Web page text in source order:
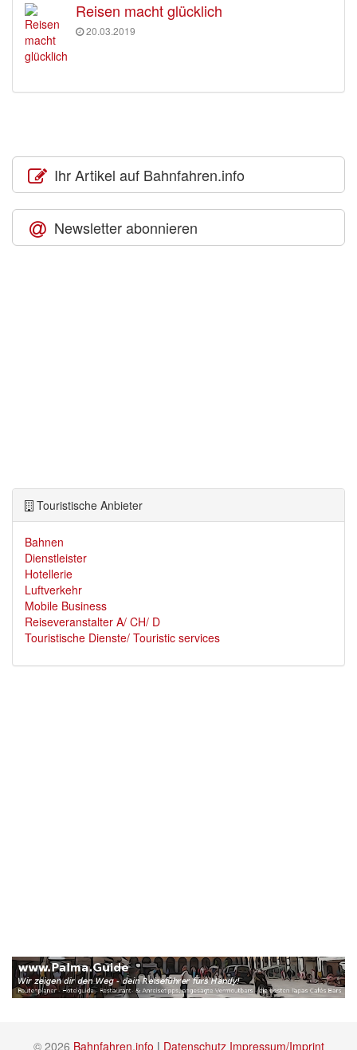
Reisen macht glücklich
20.03.2019
Ihr Artikel auf Bahnfahren.info
Newsletter abonnieren
Touristische Anbieter
Bahnen
Dienstleister
Hotellerie
Luftverkehr
Mobile Business
Reiseveranstalter A/ CH/ D
Touristische Dienste/ Touristic services
© 2026 Bahnfahren.info | Datenschutz Impressum/Imprint